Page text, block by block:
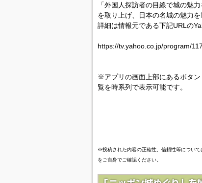
「外国人探訪者の目線で城の魅
を取り上げ、日本の名城の魅力
詳細は情報元である下記URLの
https://tv.yahoo.co.jp/program/
※アプリの画面上部にあるボタ
覧を時系列で表示可能です。
※投稿された内容の正確性、信頼性等につい
をご自身でご確認ください。